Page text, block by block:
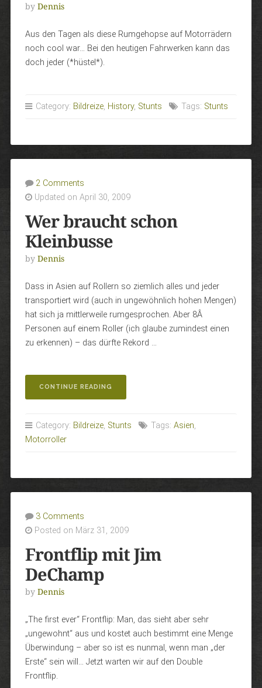
by Dennis
Aus den Tagen als diese Rumgehopse auf Motorrädern
noch cool war… Bei den heutigen Fahrwerken kann das
doch jeder (*hüstel*).
Category: Bildreize, History, Stunts Tags: Stunts
2 Comments
Updated on April 30, 2009
Wer braucht schon
Kleinbusse
by Dennis
Dass in Asien auf Rollern so ziemlich alles und jeder
transportiert wird (auch in ungewöhnlich hohen Mengen)
hat sich ja mittlerweile rumgesprochen. Aber 8Â
Personen auf einem Roller (ich glaube zumindest einen
zu erkennen) – das dürfte Rekord …
CONTINUE READING
BRAUCHT
Category: Bildreize, Stunts Tags: Asien,
Motorroller
3 Comments
Posted on März 31, 2009
Frontflip mit Jim
DeChamp
by Dennis
„The first ever“ Frontflip: Man, das sieht aber sehr
„ungewohnt“ aus und kostet auch bestimmt eine Menge
Überwindung – aber so ist es nunmal, wenn man „der
Erste“ sein will… Jetzt warten wir auf den Double
Frontflip.